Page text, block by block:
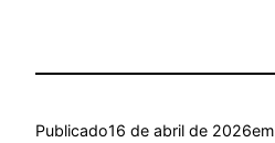
Publicado16 de abril de 2026em